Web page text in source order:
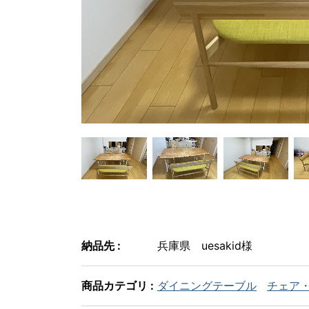
納品先 : 兵庫県 uesakid様
商品カテゴリ : ダイニングテーブル チェア